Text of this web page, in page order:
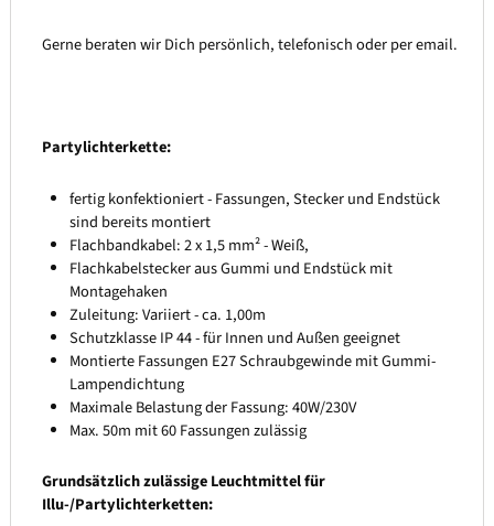
Gerne beraten wir Dich persönlich, telefonisch oder per email.
Partylichterkette:
fertig konfektioniert - Fassungen, Stecker und Endstück
sind bereits montiert
Flachbandkabel: 2 x 1,5 mm² - Weiß,
Flachkabelstecker aus Gummi und Endstück mit
Montagehaken
Zuleitung: Variiert - ca. 1,00m
Schutzklasse IP 44 - für Innen und Außen geeignet
Montierte Fassungen E27 Schraubgewinde mit Gummi-
Lampendichtung
Maximale Belastung der Fassung: 40W/230V
Max. 50m mit 60 Fassungen zulässig
Grundsätzlich zulässige Leuchtmittel für
Illu-/Partylichterketten: